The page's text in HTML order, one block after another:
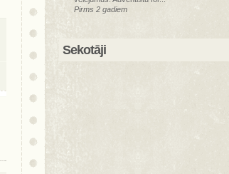
Pirms 2 gadiem
Sekotāji